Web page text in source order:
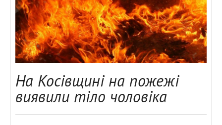
На Косівщині на пожежі
виявили тіло чоловіка